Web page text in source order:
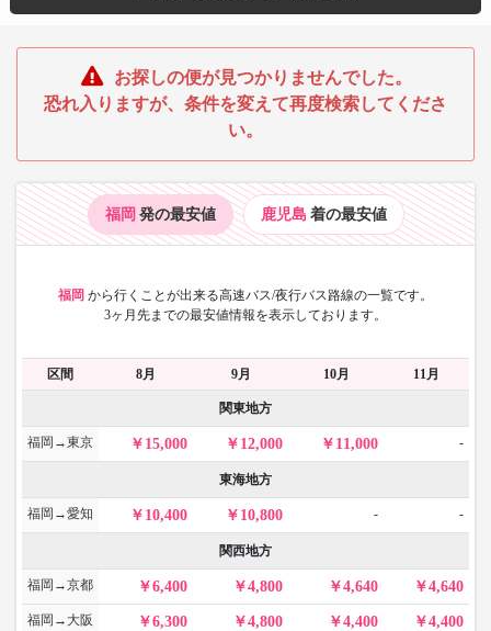
お探しの便が見つかりませんでした。
恐れ入りますが、条件を変えて再度検索してくださ
い。
福岡 発の最安値 鹿児島 着の最安値
福岡 から行くことが出来る高速バス/夜行バス路線の一覧です。
3ヶ月先までの最安値情報を表示しております。
区間 8月 9月 10月 11月
関東地方
福岡→東京 15,000 12,000 11,000 -
東海地方
福岡→愛知 10,400 10,800 - -
関西地方
福岡→京都 6,400 4,800 4,640 4,640
福岡→大阪 6,300 4,800 4,400 4,400